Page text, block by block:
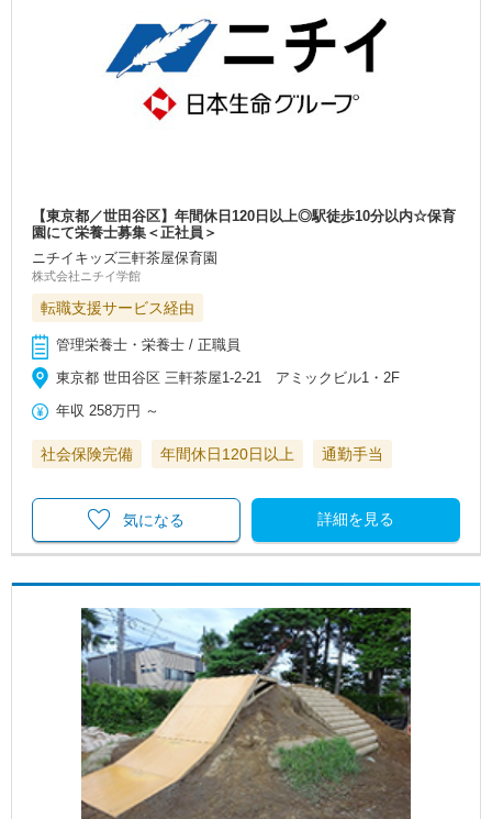
【東京都／世田谷区】年間休日120日以上◎駅徒歩10分以内☆保育
園にて栄養士募集＜正社員＞
ニチイキッズ三軒茶屋保育園
株式会社ニチイ学館
転職支援サービス経由
管理栄養士・栄養士 / 正職員
東京都 世田谷区 三軒茶屋1-2-21 アミックビル1・2F
年収 258万円 ～
社会保険完備 年間休日120日以上 通勤手当
詳細を見る
気になる